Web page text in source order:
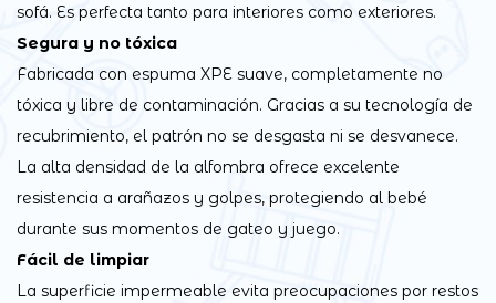
sofá. Es perfecta tanto para interiores como exteriores.
Segura y no tóxica
Fabricada con espuma XPE suave, completamente no
tóxica y libre de contaminación. Gracias a su tecnología de
recubrimiento, el patrón no se desgasta ni se desvanece.
La alta densidad de la alfombra ofrece excelente
resistencia a arañazos y golpes, protegiendo al bebé
durante sus momentos de gateo y juego.
Fácil de limpiar
La superficie impermeable evita preocupaciones por restos